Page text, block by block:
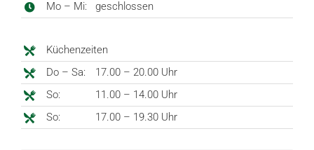
Mo – Mi:
geschlossen
Küchenzeiten
Do – Sa:
17.00 – 20.00 Uhr
So:
11.00 – 14.00 Uhr
So:
17.00 – 19.30 Uhr